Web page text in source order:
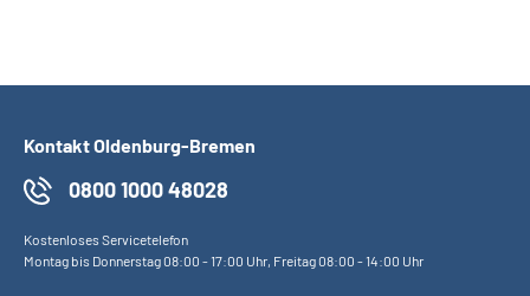
Kontakt Oldenburg-Bremen
0800 1000 48028
Kostenloses Servicetelefon
Montag bis Donnerstag 08:00 - 17:00 Uhr, Freitag 08:00 - 14:00 Uhr